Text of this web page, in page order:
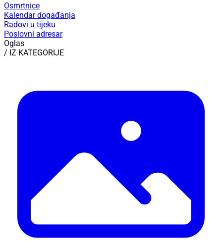
Osmrtnice
Kalendar događanja
Radovi u tijeku
Poslovni adresar
Oglas
/ IZ KATEGORIJE